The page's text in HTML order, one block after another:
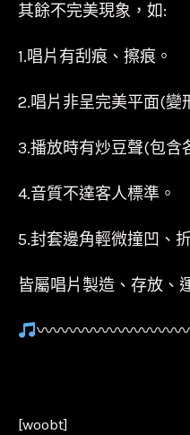
其餘不完美現象，如:
1.唱片有刮痕、擦痕。
2.唱片非呈完美平面(變
3.播放時有炒豆聲(包含
4.音質不達客人標準。
5.封套邊角輕微撞凹、
皆屬唱片製造、存放、
〰〰〰〰〰〰〰〰〰
[woobt]